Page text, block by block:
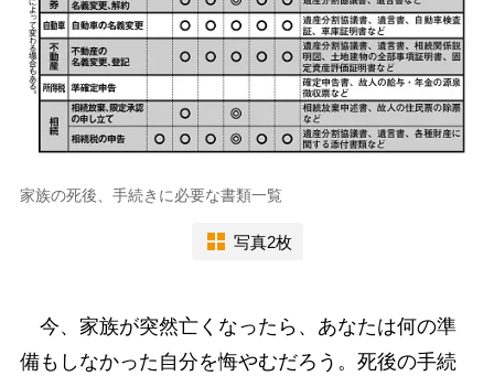
家族の死後、手続きに必要な書類一覧
写真2枚
今、家族が突然亡くなったら、あなたは何の準
備もしなかった自分を悔やむだろう。死後の手続